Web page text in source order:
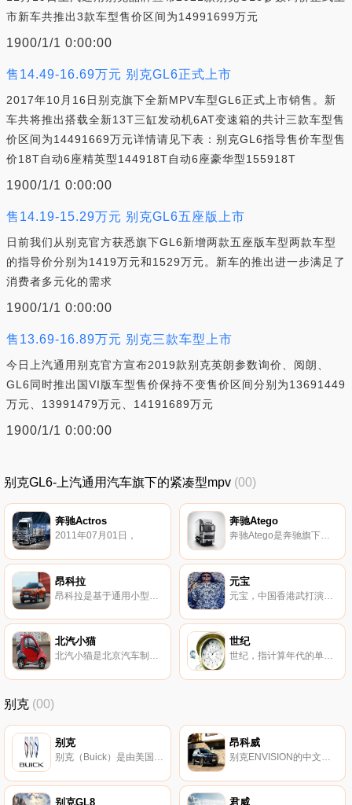
市新车共推出3款车型售价区间为14991699万元
1900/1/1 0:00:00
售14.49-16.69万元 别克GL6正式上市
2017年10月16日别克旗下全新MPV车型GL6正式上市销售。新
车共将推出搭载全新13T三缸发动机6AT变速箱的共计三款车型售
价区间为14491669万元详情请见下表：别克GL6指导售价车型售
价18T自动6座精英型144918T自动6座豪华型155918T
1900/1/1 0:00:00
售14.19-15.29万元 别克GL6五座版上市
日前我们从别克官方获悉旗下GL6新增两款五座版车型两款车型
的指导价分别为1419万元和1529万元。新车的推出进一步满足了
消费者多元化的需求
1900/1/1 0:00:00
售13.69-16.89万元 别克三款车型上市
今日上汽通用别克官方宣布2019款别克英朗参数询价、阅朗、
GL6同时推出国VI版车型售价保持不变售价区间分别为13691449
万元、13991479万元、14191689万元
1900/1/1 0:00:00
别克GL6-上汽通用汽车旗下的紧凑型mpv (00)
奔驰Actros
2011年07月01日，
奔驰Atego
奔驰Atego是奔驰旗下中卡。
昂科拉 元宝
北汽小猫
北汽小猫是北京汽车制造厂旗下的微型车。
世纪
世纪，指计算年代的单位，一百年为一个世纪。
别克 (00)
别克 昂科威
别克GL8 君威